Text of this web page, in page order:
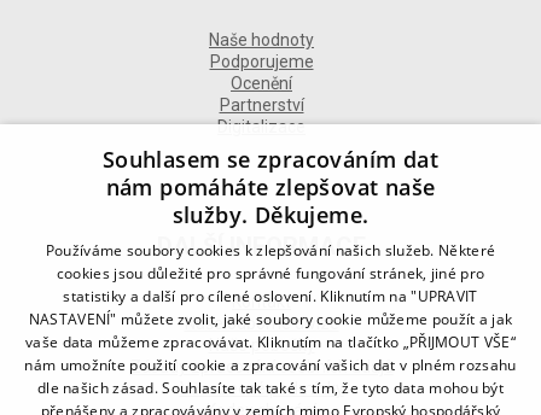
Naše hodnoty
Podporujeme
Ocenění
Partnerství
Digitalizace
DALŠÍ INFORMACE
Kontakt
Naše odborné divize
Naše pobočky
Zásady zpracování osobních údajů
Všeobecné podmínky
Kodex chování
Souhlasem se zpracováním dat
nám pomáháte zlepšovat naše
služby. Děkujeme.
Používáme soubory cookies k zlepšování našich služeb. Některé
cookies jsou důležité pro správné fungování stránek, jiné pro
statistiky a další pro cílené oslovení. Kliknutím na "UPRAVIT
NASTAVENÍ" můžete zvolit, jaké soubory cookie můžeme použít a jak
vaše data můžeme zpracovávat. Kliknutím na tlačítko „PŘIJMOUT VŠE“
nám umožníte použití cookie a zpracování vašich dat v plném rozsahu
dle našich zásad. Souhlasíte tak také s tím, že tyto data mohou být
přenášeny a zpracovávány v zemích mimo Evropský hospodářský